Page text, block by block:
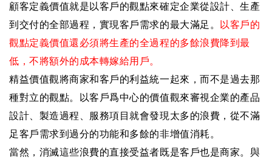
顧客定義價值就是以客戶的觀點來確定企業從設計、生產
到交付的全部過程，實現客戶需求的最大滿足。
以客戶的
觀點定義價值還必須將生產的全過程的多餘浪費降到最
低，不將額外的成本轉嫁給用戶。
精益價值觀將商家和客戶的利益統一起來，而不是過去那
種對立的觀點。以客戶爲中心的價值觀來審視企業的產品
設計、製造過程、服務項目就會發現太多的浪費，從不滿
足客戶需求到過分的功能和多餘的非增值消耗。
當然，消滅這些浪費的直接受益者既是客戶也是商家。與